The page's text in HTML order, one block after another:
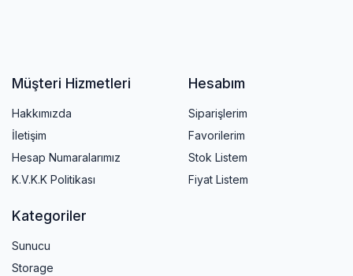
Müşteri Hizmetleri
Hakkımızda
İletişim
Hesap Numaralarımız
K.V.K.K Politikası
Hesabım
Siparişlerim
Favorilerim
Stok Listem
Fiyat Listem
Kategoriler
Sunucu
Storage